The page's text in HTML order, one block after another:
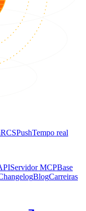
RCSPushTempo real
Servidor MCPBase
BlogCarreiras